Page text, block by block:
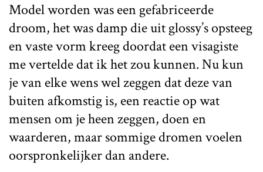
Model worden was een gefabriceerde
droom, het was damp die uit glossy’s opsteeg
en vaste vorm kreeg doordat een visagiste
me vertelde dat ik het zou kunnen. Nu kun
je van elke wens wel zeggen dat deze van
buiten afkomstig is, een reactie op wat
mensen om je heen zeggen, doen en
waarderen, maar sommige dromen voelen
oorspronkelijker dan andere.